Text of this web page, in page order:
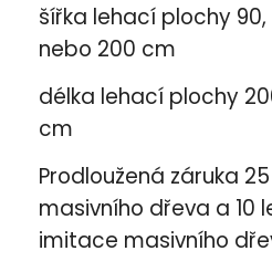
šířka lehací plochy 90,
nebo 200 cm
délka lehací plochy
cm
Prodloužená záruka
masivního dřeva a 10
imitace masivního